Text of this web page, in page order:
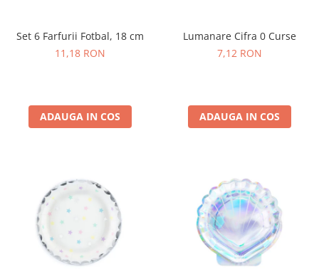
Petrecere Super Mario
Petrecere Supereroi
Petrecere Ferma Animalelor
Petrecere Lovely Swan
Petrecere Mica Sirena
Petrecere Minnie Mouse
Petrecere Pisicute
Petrecere Printese Disney
Set 6 Farfurii Fotbal, 18 cm
11,18 RON
ADAUGA IN COS
Lumanare Cifra 0 Curse
7,12 RON
ADAUGA IN COS